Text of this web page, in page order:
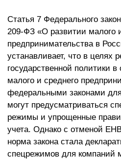
Статья 7 Федерального
209‑ФЗ «О развитии малого
предпринимательства в
устанавливает, что в целях
государственной политики в
малого и среднего
федеральными законами
могут предусматриваться
режимы и упрощенные
учета. Однако с отменой
норма закона стала
спецрежимов для компаний